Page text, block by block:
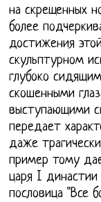
на скрещенных
более
достижения
скульптурном
глубоко
скошенными
выступающими
передает
даже
пример тому
царя I
пословица "Все